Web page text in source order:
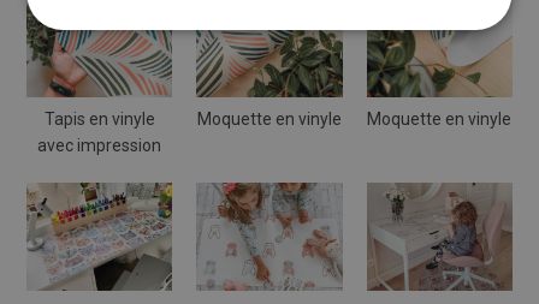
Tapis en vinyle
avec impression
Moquette en vinyle Moquette en vinyle